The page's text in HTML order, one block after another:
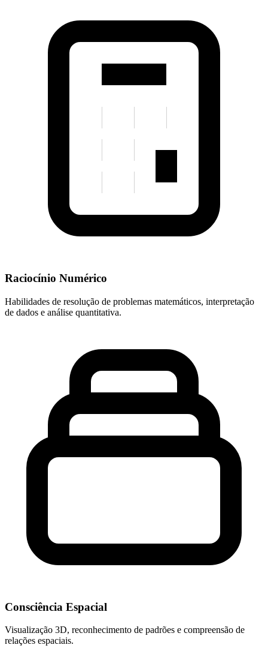
Raciocínio Numérico
Habilidades de resolução de problemas matemáticos, interpretação
de dados e análise quantitativa.
Consciência Espacial
Visualização 3D, reconhecimento de padrões e compreensão de
relações espaciais.